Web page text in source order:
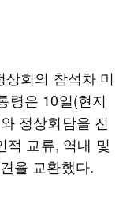
상회의 참석차 미
령은 10일(현지
정상회담을 진
적 교류, 역내 및
을 교환했다.